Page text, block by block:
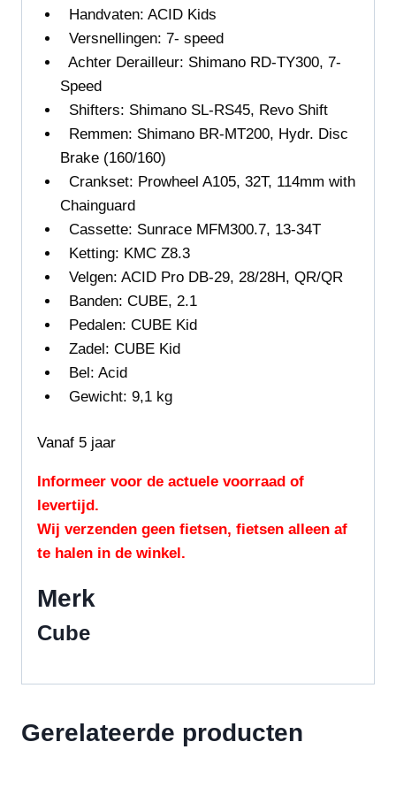
Handvaten: ACID Kids
Versnellingen: 7- speed
Achter Derailleur: Shimano RD-TY300, 7-
Speed
Shifters: Shimano SL-RS45, Revo Shift
Remmen: Shimano BR-MT200, Hydr. Disc
Brake (160/160)
Crankset: Prowheel A105, 32T, 114mm with
Chainguard
Cassette: Sunrace MFM300.7, 13-34T
Ketting: KMC Z8.3
Velgen: ACID Pro DB-29, 28/28H, QR/QR
Banden: CUBE, 2.1
Pedalen: CUBE Kid
Zadel: CUBE Kid
Bel: Acid
Gewicht: 9,1 kg
Vanaf 5 jaar
Informeer voor de actuele voorraad of
levertijd.
Wij verzenden geen fietsen, fietsen alleen af
te halen in de winkel.
Merk
Cube
Gerelateerde producten